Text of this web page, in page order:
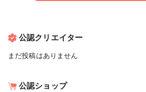
公認クリエイター
まだ投稿はありません
公認ショップ